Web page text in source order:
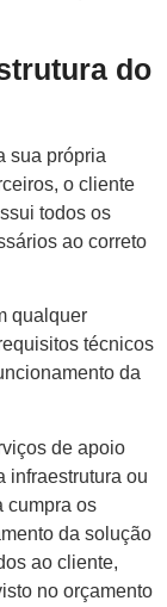
do
sua própria
o cliente
todos os
ao correto
qualquer
técnicos
da
de apoio
infraestrutura ou
cumpra os
da solução
ao cliente,
no orçamento